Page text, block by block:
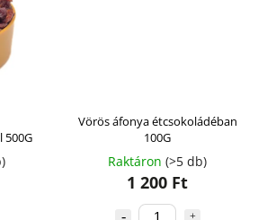
Vörös áfonya étcsokoládéban
100G
Raktáron (>5 db)
1 200 Ft